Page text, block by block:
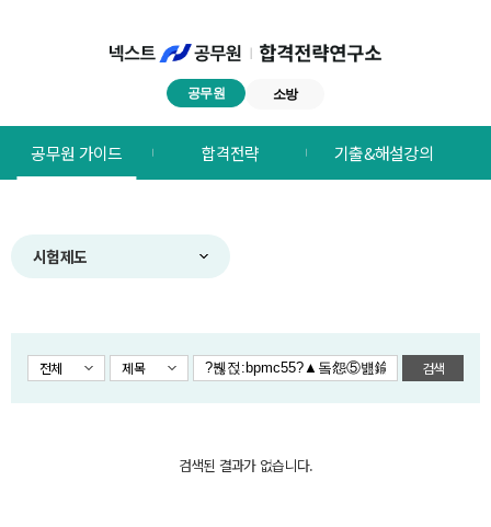
공무원 소방
합격전략연구소
메뉴
공무원 가이드 합격전략 기출&해설강의
시험제도
전체 제목 검색
검색된 결과가 없습니다.